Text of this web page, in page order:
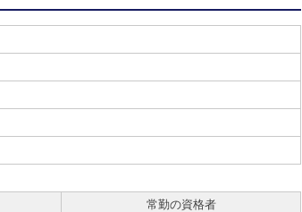
常勤の資格者